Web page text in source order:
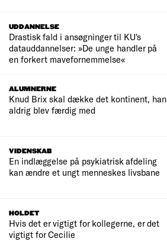
UDDANNELSE
Drastisk fald i ansøgninger til KU's
datauddannelser: »De unge handler på
en forkert mavefornemmelse«
ALUMNERNE
Knud Brix skal dække det kontinent, han
aldrig blev færdig med
VIDENSKAB
En indlæggelse på psykiatrisk afdeling
kan ændre et ungt menneskes livsbane
HOLDET
Hvis det er vigtigt for kollegerne, er det
vigtigt for Cecilie